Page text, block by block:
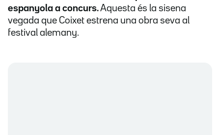
espanyola a concurs.Aquesta és la sisena
vegada que Coixet estrena una obra seva al
festival alemany.